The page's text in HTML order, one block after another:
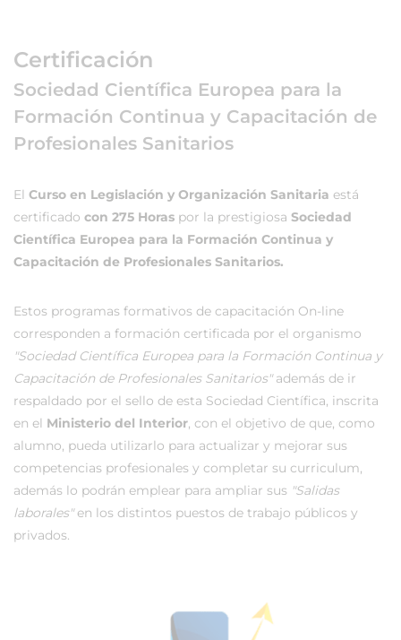
Certificación
Sociedad Científica Europea para la
Formación Continua y Capacitación de
Profesionales Sanitarios
El Curso en Legislación y Organización Sanitaria está
certificado con 275 Horas por la prestigiosa Sociedad
Científica Europea para la Formación Continua y
Capacitación de Profesionales Sanitarios.
Estos programas formativos de capacitación On-line
corresponden a formación certificada por el organismo
"Sociedad Científica Europea para la Formación Continua y
Capacitación de Profesionales Sanitarios"además de ir
respaldado por el sello de esta Sociedad Científica, inscrita
en el Ministerio del Interior, con el objetivo de que, como
alumno, pueda utilizarlo para actualizar y mejorar sus
competencias profesionales y completar su curriculum,
además lo podrán emplear para ampliar sus "Salidas
laborales"en los distintos puestos de trabajo públicos y
privados.